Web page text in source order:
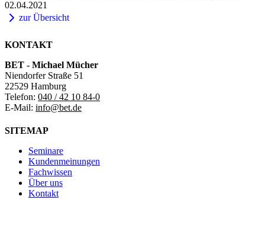
02.04.2021
zur Übersicht
KONTAKT
BET - Michael Mücher
Niendorfer Straße 51
22529 Hamburg
Telefon: 040 / 42 10 84-0
E-Mail: info@bet.de
SITEMAP
Seminare
Kundenmeinungen
Fachwissen
Über uns
Kontakt